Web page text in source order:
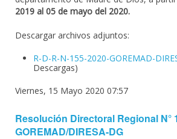
2019 al 05 de mayo del 2020.
Descargar archivos adjuntos:
R-D-R-N-155-2020-GOREMAD-
Descargas)
Viernes, 15 Mayo 2020 07:57
Resolución Directoral Regional N°
GOREMAD/DIRESA-DG